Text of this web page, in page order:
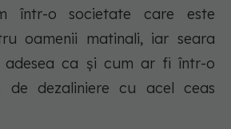
într-o societate care este
oamenii matinali, iar seara
adesea ca și cum ar fi într-o
de dezaliniere cu acel ceas